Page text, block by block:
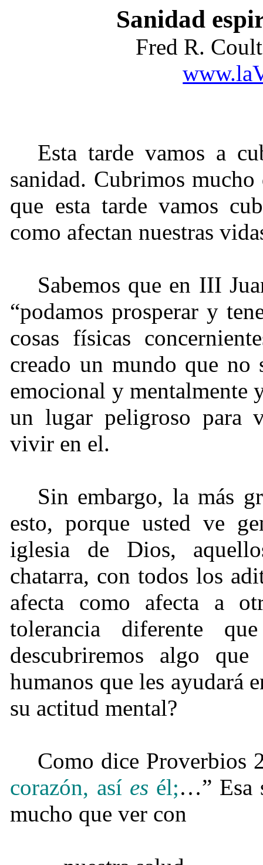
Sanidad
Fred R.
Esta tarde vamos a
sanidad. Cubrimos mucho
que esta tarde vamos
como afectan nuestras
Sabemos que en III
“podamos prosperar y
cosas físicas
creado un mundo que no
emocional y mentalmente
un lugar peligroso para
vivir en el.
Sin embargo, la más
esto, porque usted ve
iglesia de Dios,
chatarra, con todos los
afecta como afecta a
tolerancia diferente
descubriremos algo
humanos que les ayudará
su actitud mental?
Como dice Proverbios
corazón, así es él;…” Esa
mucho que ver con